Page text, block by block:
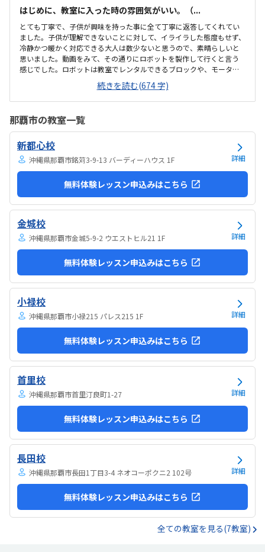
はじめに、教室に入った時の雰囲気がいい。（...
とても丁寧で、子供が興味を持った事に全て丁寧に返答してくれてい
ました。子供が理解できないことに対して、イライラした態度もせず、
冷静かつ暖かく対応できる大人は数少ないと思うので、素晴らしいと
思いました。動画をみて、その通りにロボットを製作して行くと言う
感じでした。ロボットは教室でレンタルできるブロックや、モーター
などです。タブレットの操作も子供自身ができるので、機械に強くな
るなという印象でした。家から自転車ですぐのところにあります。駐
輪スペースもあり、場所も道路面に接しているので、すぐに見つけら
としているので、気が散らず、集中しやすいと思います。個人授業なの
で、割高かなと思いました。生徒2.3人でも大丈夫な感じはします。あ
と、動画を見ながら制作するので、簡単なうちは家でもできる内容か
なと思います。あまり得意な事がなく、自分に...
続きを読む(674 字)
那覇市の教室一覧
新都心校
沖縄県那覇市銘苅3-9-13 バーディーハウス 1F 詳細
無料体験レッスン申込みはこちら
金城校
沖縄県那覇市金城5-9-2 ウエストヒル21 1F 詳細
無料体験レッスン申込みはこちら
小禄校
沖縄県那覇市小禄215 パレス215 1F 詳細
無料体験レッスン申込みはこちら
首里校
沖縄県那覇市首里汀良町1-27 詳細
無料体験レッスン申込みはこちら
長田校
沖縄県那覇市長田1丁目3-4 ネオコーポクニ2 102号 詳細
無料体験レッスン申込みはこちら
全ての教室を見る(7教室)